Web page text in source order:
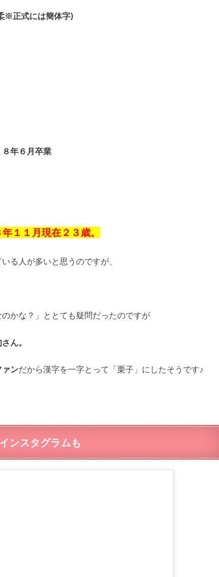
※正式には簡体字)
年６月卒業
１１月現在２３歳。
る人が多いと思うのですが、
のかな？」ととても疑問だったのですが
ん。
ァンだから漢字を一字とって「栗子」にしたそうです♪
ンスタグラムも